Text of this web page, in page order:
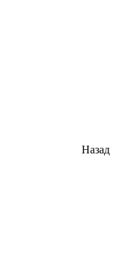
Назад